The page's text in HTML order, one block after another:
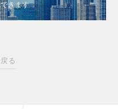
きます
る